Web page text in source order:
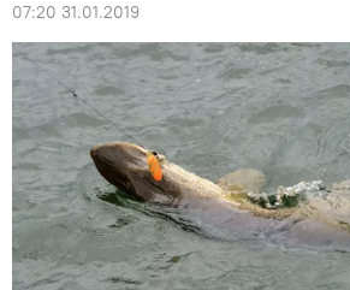
07:20 31.01.2019